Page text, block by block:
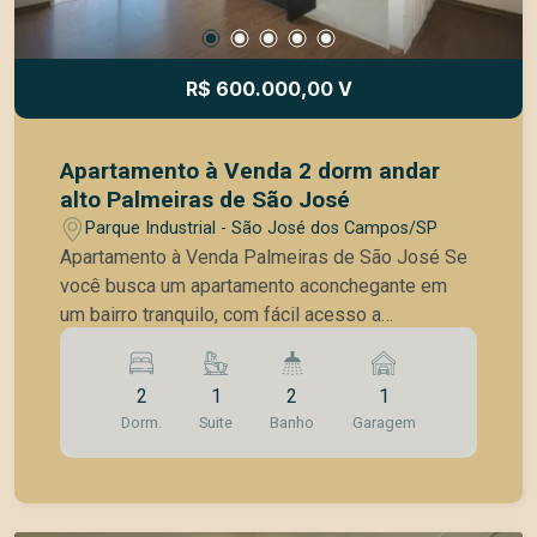
R$ 600.000,00 V
Apartamento à Venda 2 dorm andar
alto Palmeiras de São José
Parque Industrial - São José dos Campos/SP
Apartamento à Venda Palmeiras de São José Se
você busca um apartamento aconchegante em
um bairro tranquilo, com fácil acesso a
comércios, serviços e às principais vias da
cidade, esta é uma excelente oportunidade. O
imóvel está localizado no Palmeiras de São
José, uma região prática, completa e valorizada.
Sobre o Apartamento Andar Alto com sol da
2
Dorm.
1
Suite
2
Banho
1
Garagem